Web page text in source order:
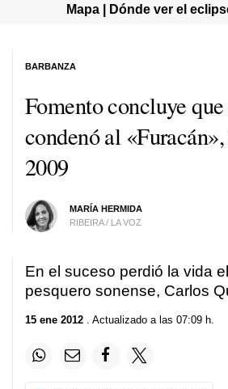
Mapa | Dónde ver el
Fomento concluye
condenó al
2009
MARÍA HERMIDA
RIBEIRA / LA VOZ
BARBANZA
En el suceso perdió la vida
pesquero sonense, Carlos
15 ene 2012 . Actualizado a las 07:09 h.